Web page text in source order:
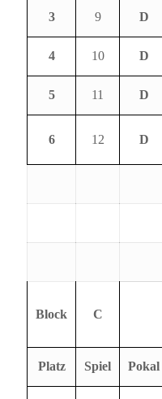
3 9 D
4 10 D
5 11 D
6 12 D
Block C
Platz Spiel Pokal